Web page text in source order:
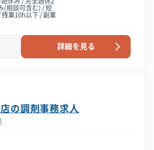
(相談可含む) / 短
残業10h以下 / 副業
詳細を見る
の調剤事務求人